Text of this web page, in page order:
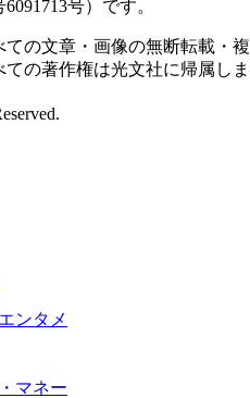
号）です。
の文章・画像の無断転載・複
の著作権は光文社に帰属しま
ンタメ
マネー